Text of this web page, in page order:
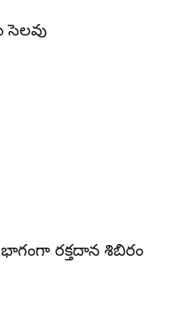
సెలవు
రక్తదాన శిబిరం